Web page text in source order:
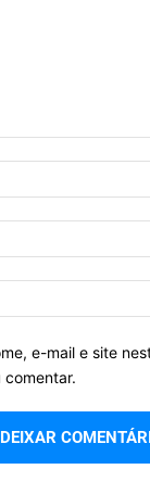
e-mail e site